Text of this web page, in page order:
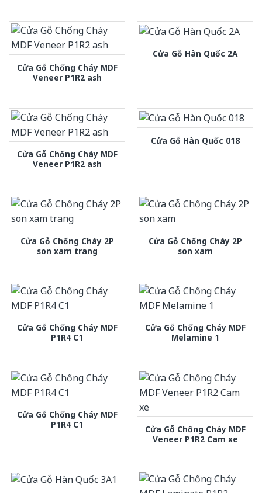
Cửa Gỗ Chống Cháy MDF
Veneer P1R2 ash
Cửa Gỗ Hàn Quốc 2A
Cửa Gỗ Chống Cháy MDF
Veneer P1R2 ash
Cửa Gỗ Hàn Quốc 018
Cửa Gỗ Chống Cháy 2P
son xam trang
Cửa Gỗ Chống Cháy 2P
son xam
Cửa Gỗ Chống Cháy MDF
P1R4 C1
Cửa Gỗ Chống Cháy MDF
Melamine 1
Cửa Gỗ Chống Cháy MDF
P1R4 C1
Cửa Gỗ Chống Cháy MDF
Veneer P1R2 Cam xe